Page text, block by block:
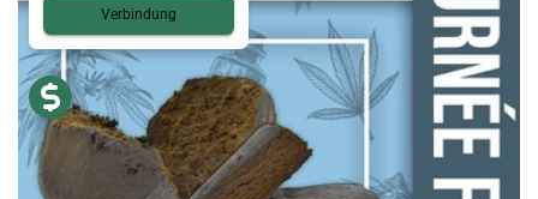
Verbindung